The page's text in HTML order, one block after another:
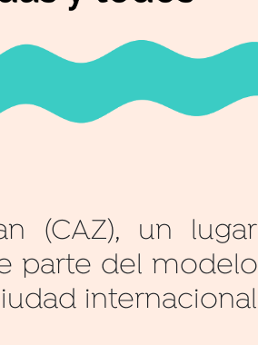
(CAZ), un lugar
parte del modelo
internacional